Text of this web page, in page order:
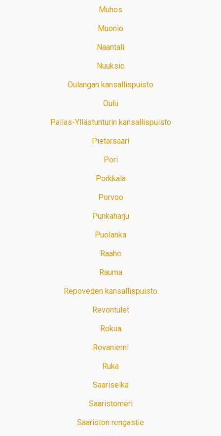
Muhos
Muonio
Naantali
Nuuksio
Oulangan kansallispuisto
Oulu
Pallas-Yllästunturin kansallispuisto
Pietarsaari
Pori
Porkkala
Porvoo
Punkaharju
Puolanka
Raahe
Rauma
Repoveden kansallispuisto
Revontulet
Rokua
Rovaniemi
Ruka
Saariselkä
Saaristomeri
Saariston rengastie